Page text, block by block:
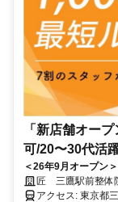
「新店舗オー
可/20〜30代活
＜26年9月オープン
給与水準｜初回ボー
匠 三鷹駅前整体
アクセス: